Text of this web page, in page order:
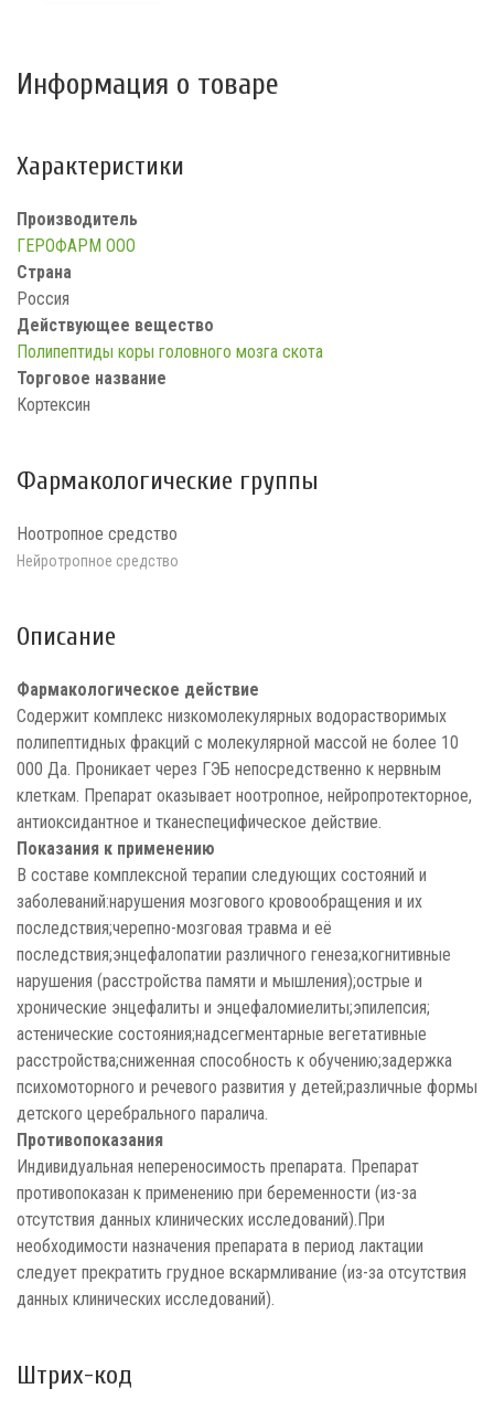
Информация о товаре
Характеристики
Производитель
ГЕРОФАРМ ООО
Страна
Россия
Действующее вещество
Полипептиды коры головного мозга скота
Торговое название
Кортексин
Фармакологические группы
Ноотропное средство
Нейротропное средство
Описание
Фармакологическое действие
Содержит комплекс низкомолекулярных водорастворимых
полипептидных фракций с молекулярной массой не более 10
000 Да. Проникает через ГЭБ непосредственно к нервным
клеткам. Препарат оказывает ноотропное, нейропротекторное,
антиоксидантное и тканеспецифическое действие.
Показания к применению
В составе комплексной терапии следующих состояний и
заболеваний:нарушения мозгового кровообращения и их
последствия;черепно-мозговая травма и её
последствия;энцефалопатии различного генеза;когнитивные
нарушения (расстройства памяти и мышления);острые и
хронические энцефалиты и энцефаломиелиты;эпилепсия;
астенические состояния;надсегментарные вегетативные
расстройства;сниженная способность к обучению;задержка
психомоторного и речевого развития у детей;различные формы
детского церебрального паралича.
Противопоказания
Индивидуальная непереносимость препарата. Препарат
противопоказан к применению при беременности (из-за
отсутствия данных клинических исследований).При
необходимости назначения препарата в период лактации
следует прекратить грудное вскармливание (из-за отсутствия
данных клинических исследований).
Штрих-код